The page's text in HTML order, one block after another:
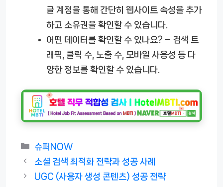
글 계정을 통해 간단히 웹사이트 속성을 추가
하고 소유권을 확인할 수 있습니다.
어떤 데이터를 확인할 수 있나요? – 검색 트
래픽, 클릭 수, 노출 수, 모바일 사용성 등 다
양한 정보를 확인할 수 있습니다.
카
테
리
슈퍼NOW
소셜 검색 최적화 전략과 성공 사례
UGC (사용자 생성 콘텐츠) 성공 전략